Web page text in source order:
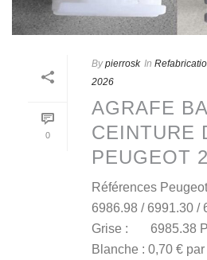
0
By pierrosk In
2026
AGRAFE
CEINTURE
PEUGEOT
Références
6986.98 / 6991.30 /
Grise : 6985.38
Blanche : 0,70 €